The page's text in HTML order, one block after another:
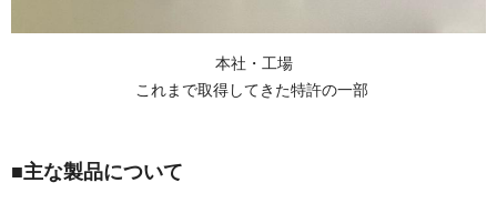
本社・工場
これまで取得してきた特許の一部
■主な製品について